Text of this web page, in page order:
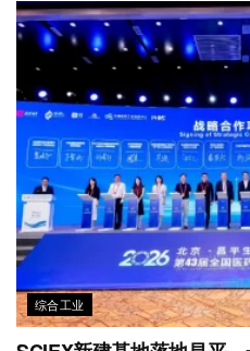
综合工业